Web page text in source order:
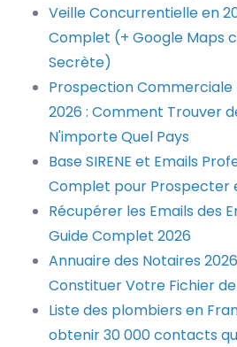
Veille Concurrentielle en
Complet (+ Google Maps
Secrète)
Prospection
2026 : Comment Trouver
N'importe Quel Pays
Base SIRENE et Emails
Complet pour Prospecter
Récupérer les Emails des
Guide Complet 2026
Annuaire des Notaires
Constituer Votre Fichier
Liste des plombiers en
obtenir 30 000 contacts